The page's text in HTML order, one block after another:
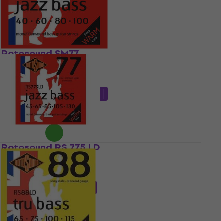
Rotosound SM77
Basa stīgas
/5
47,98 €ar koduMUZMUZ-10
53,90 €
Ir noliktavā
Rotosound RS 775 LD
Basa stīgas
5/5
60 €
ar kodu MUZMUZ-10
68,90 €
Ir noliktavā